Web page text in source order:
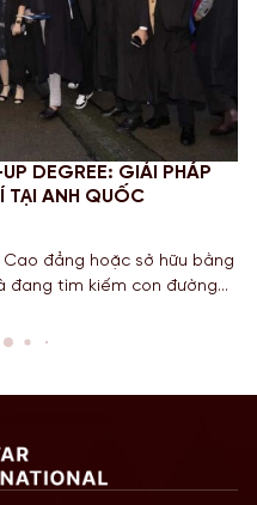
CHINH PHỤC STEM OPT
MỚI VÀ NGHĨA VỤ BÁO
Đối với các bạn Sinh viên
học, Công nghệ, Kỹ thuật và
còn là “bước đệm” quan